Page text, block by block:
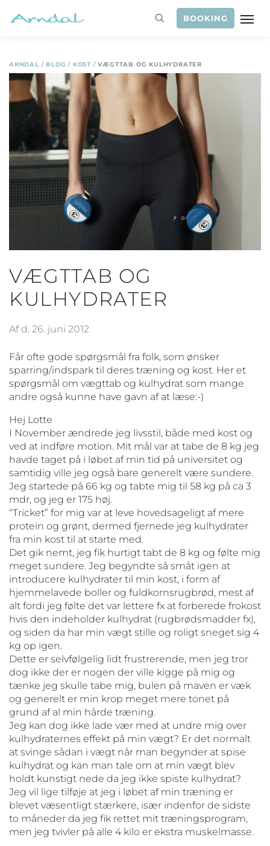
BOOKING
ARNDAL / BLOG / KOST /VÆGTTAB OG KULHYDRATER
VÆGTTAB OG
KULHYDRATER
Af d. 26. juni 2012
Får ofte gode spørgsmål fra folk, som ønsker
sparring/indspark til deres træning og kost. Her et
spørgsmål om vægttab og kulhydrat som mange
andre også kunne have gavn af at læse:-)
Hej Lotte
I November ændrede jeg livsstil, både med kost og
ved at indføre motion. Mit mål var at tabe de 8 kg jeg
havde taget på i løbet af min tid på universitet og
samtidig ville jeg også bare generelt være sundere.
Jeg startede på 66 kg og tabte mig til 58 kg på ca 3
mdr, og jeg er 175 høj.
“Tricket” for mig var at leve hovedsageligt af mere
protein og grønt, dermed fjernede jeg kulhydrater
fra min kost til at starte med.
Det gik nemt, jeg fik hurtigt tabt de 8 kg og følte mig
meget sundere. Jeg begyndte så småt igen at
introducere kulhydrater til min kost, i form af
hjemmelavede boller og fuldkornsrugbrød, mest af
alt fordi jeg følte det var lettere fx at forberede frokost
hvis den indeholder kulhydrat (rugbrødsmadder fx),
og siden da har min vægt stille og roligt sneget sig 4
kg op igen.
Dette er selvfølgelig lidt frustrerende, men jeg tror
dog ikke der er nogen der ville kigge på mig og
tænke jeg skulle tabe mig, bulen på maven er væk
og generelt er min krop meget mere tonet på
grund af al min hårde træning.
Jeg kan dog ikke lade vær med at undre mig over
kulhydraternes effekt på min vægt? Er det normalt
at svinge sådan i vægt når man begynder at spise
kulhydrat og kan man tale om at min vægt blev
holdt kunstigt nede da jeg ikke spiste kulhydrat?
Jeg vil lige tilføje at jeg i løbet af min træning er
blevet væsentligt stærkere, især indenfor de sidste
to måneder da jeg fik rettet mit træningsprogram,
men jeg tvivler på alle 4 kilo er ekstra muskelmasse.